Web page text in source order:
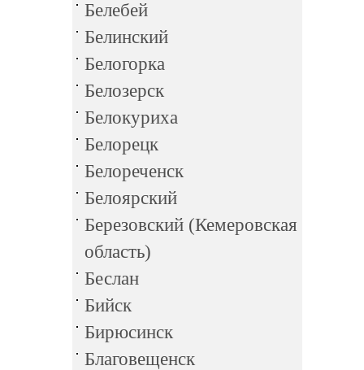
Белебей
Белинский
Белогорка
Белозерск
Белокуриха
Белорецк
Белореченск
Белоярский
Березовский (Кемеровская
область)
Беслан
Бийск
Бирюсинск
Благовещенск